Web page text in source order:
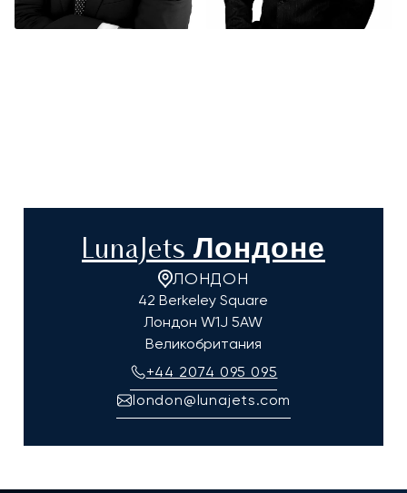
LunaJets Лондоне
ЛОНДОН
42 Berkeley Square
Лондон W1J 5AW
Великобритания
+44 2074 095 095
london@lunajets.com